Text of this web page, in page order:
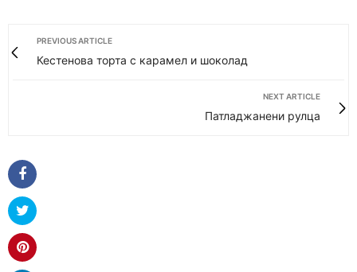
PREVIOUS ARTICLE
Кестенова торта с карамел и шоколад
NEXT ARTICLE
Патладжанени рулца